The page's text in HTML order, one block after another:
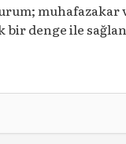
muhafazakar
bir denge ile